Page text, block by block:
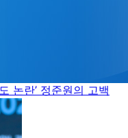
논란’ 정준원의 고백